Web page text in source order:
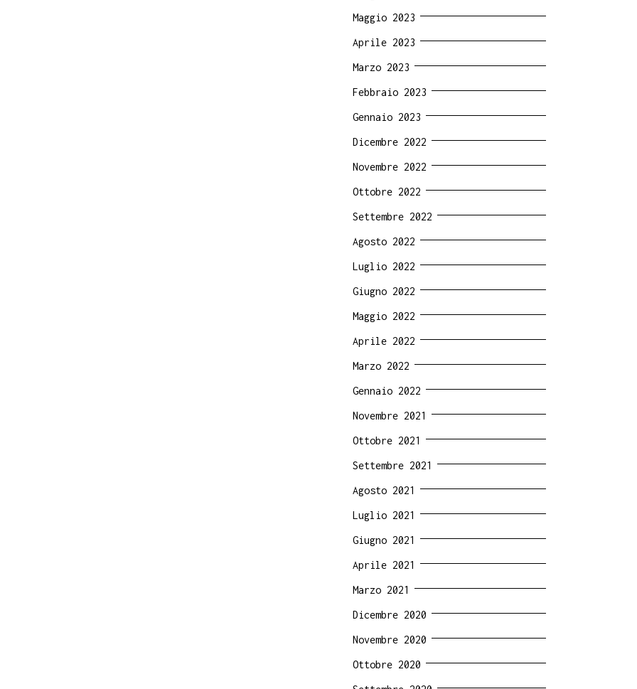
Maggio 2023
Aprile 2023
Marzo 2023
Febbraio 2023
Gennaio 2023
Dicembre 2022
Novembre 2022
Ottobre 2022
Settembre 2022
Agosto 2022
Luglio 2022
Giugno 2022
Maggio 2022
Aprile 2022
Marzo 2022
Gennaio 2022
Novembre 2021
Ottobre 2021
Settembre 2021
Agosto 2021
Luglio 2021
Giugno 2021
Aprile 2021
Marzo 2021
Dicembre 2020
Novembre 2020
Ottobre 2020